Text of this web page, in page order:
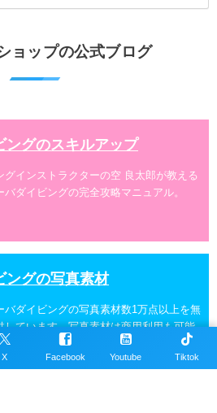
嘉手納町、読谷村、恩納村、名護市、本部
ります。 ダイビングライセンスをお持ちの
ョップの公式ブログ
ングのスキルアップ
グインストラクターの空 良太郎が教える
バダイビングの完全攻略マニュアル。
ングの写真素材
バダイビングの写真素材数1万点以上を無
しています。写真素材は商用利用も可能
X Facebook Youtube Tiktok